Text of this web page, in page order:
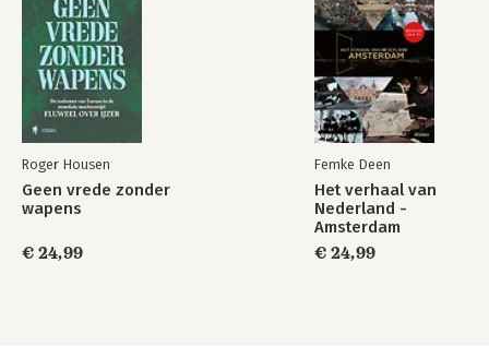
Roger Housen
Geen vrede zonder
wapens
€ 24,99
Femke Deen
Het verhaal van
Nederland -
Amsterdam
€ 24,99